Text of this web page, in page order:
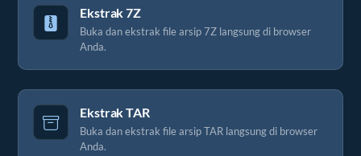
Ekstrak 7Z
Buka dan ekstrak file arsip 7Z langsung di browser
Anda.
Ekstrak TAR
Buka dan ekstrak file arsip TAR langsung di browser
Anda.